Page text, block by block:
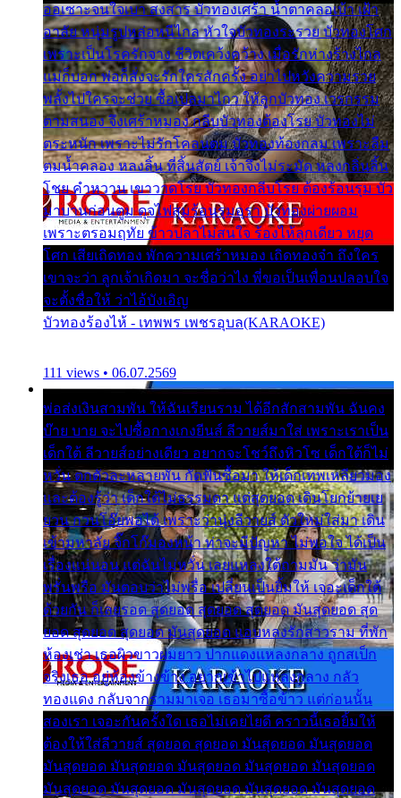
ออเซาะจนใจเบา สงสาร บัวทองเศร้า น้ำตาคลอเบ้า เฝ้า
อาลัย หนุ่มรูปหล่อหนีไกล หัวใจบัวทองระรวย บัวทองโศก
เพราะเป็นโรครักจาง ชีวิตเคว้งคว้าง เมื่อรักห่างร้างไกล
แม่ก็บอก พ่อก็สั่งจะรักใครสักครั้ง อย่าไปหวังความรวย
พลั้งไปใครจะช่วย ซื้อเปลมาไกว ให้ลูกบัวทอง เวรกรรม
ตามสนอง จึงเศร้าหมอง กลีบบัวทองต้องโรย บัวทองไม่
ตระหนัก เพราะไม่รักโคลนตม บัวทองท้องกลม เพราะลืม
ตมน้ำคลอง หลงลิ้น ที่สิ้นสัตย์ เจ้าจึงไม่ระมัด หลงกลิ่นลิ้น
โชย คำหวาน เขาวาดโรย บัวทองกลีบโรย ต้องร้อนรุม บัว
มาบานก่อนตูม ดุจไฟสุมร้อนรุมอุรา บัวทองผ่ายผอม
เพราะตรอมฤทัย ข้าวปลาไม่สนใจ ร้องไห้ลูกเดียว หยุด
โศก เสียเถิดทอง พักความเศร้าหมอง เถิดทองจ๋า ถึงใคร
เขาจะว่า ลูกเจ้าเกิดมา จะชื่อว่าไง พี่ขอเป็นเพื่อนปลอบใจ
จะตั้งชื่อให้ ว่าไอ้บังเอิญ
บัวทองร้องไห้ - เทพพร เพชรอุบล(KARAOKE)
111 views • 06.07.2569
พ่อส่งเงินสามพัน ให้ฉันเรียนราม ได้อีกสักสามพัน ฉันคง
บ๊าย บาย จะไปซื้อกางเกงยีนส์ ลีวายส์มาใส่ เพราะเราเป็น
เด็กใต้ ลีวายส์อย่างเดียว อยากจะโชว์ถึงหิวโซ เด็กใต้ก็ไม่
หวั่น ตกตัวละหลายพัน กัดฟันซื้อมา ให้เด็กเทพเหลียวมอง
และต้องรู้ว่า เด็กใต้ไม่ธรรมดา แต่สุดยอด เดินโยกย้ายเย
ยวน กวนโอ๊ยพอได้ เพราะว่านุ่งลีวายส์ ตัวใหม่ใส่มา เดิน
เข้ามหาลัย จิ๊กโก๊มองหน้า ท่าจะมีปัญหา ไม่พอใจ ได้เป็น
เรื่องแน่นอน แต่ฉันไม่หวั่น เลยแหลงใต้ถามมัน ว่ามัน
พรั่นพรือ มันตอบว่าไม่พรื่อ เปลี่ยนเป็นยิ้มให้ เจอะเด็กใต้
ด้วยกัน ก็เลยรอด สุดยอด สุดยอด สุดยอด มันสุดยอด สุด
ยอด สุดยอด สุดยอด มันสุดยอด แอบหลงรักสาวราม ที่พัก
ห้องเช่า เธอผิวขาวผมยาว ปากแดงแหลงกลาง ถูกสเป็ก
จริงเธอ อยู่ห้องข้างข้าง อยากเข้าไปแหลงกลาง กลัว
ทองแดง กลับจากรามมาเจอ เธอมาซื้อข้าว แต่ก่อนนั้น
สองเรา เจอะกันครั้งใด เธอไม่เคยไยดี คราวนี้เธอยิ้มให้
ต้องให้ใส่ลีวายส์ สุดยอด สุดยอด มันสุดยอด มันสุดยอด
มันสุดยอด มันสุดยอด มันสุดยอด มันสุดยอด มันสุดยอด
มันสุดยอด มันสุดยอด มันสุดยอด มันสุดยอด มันสุดยอด